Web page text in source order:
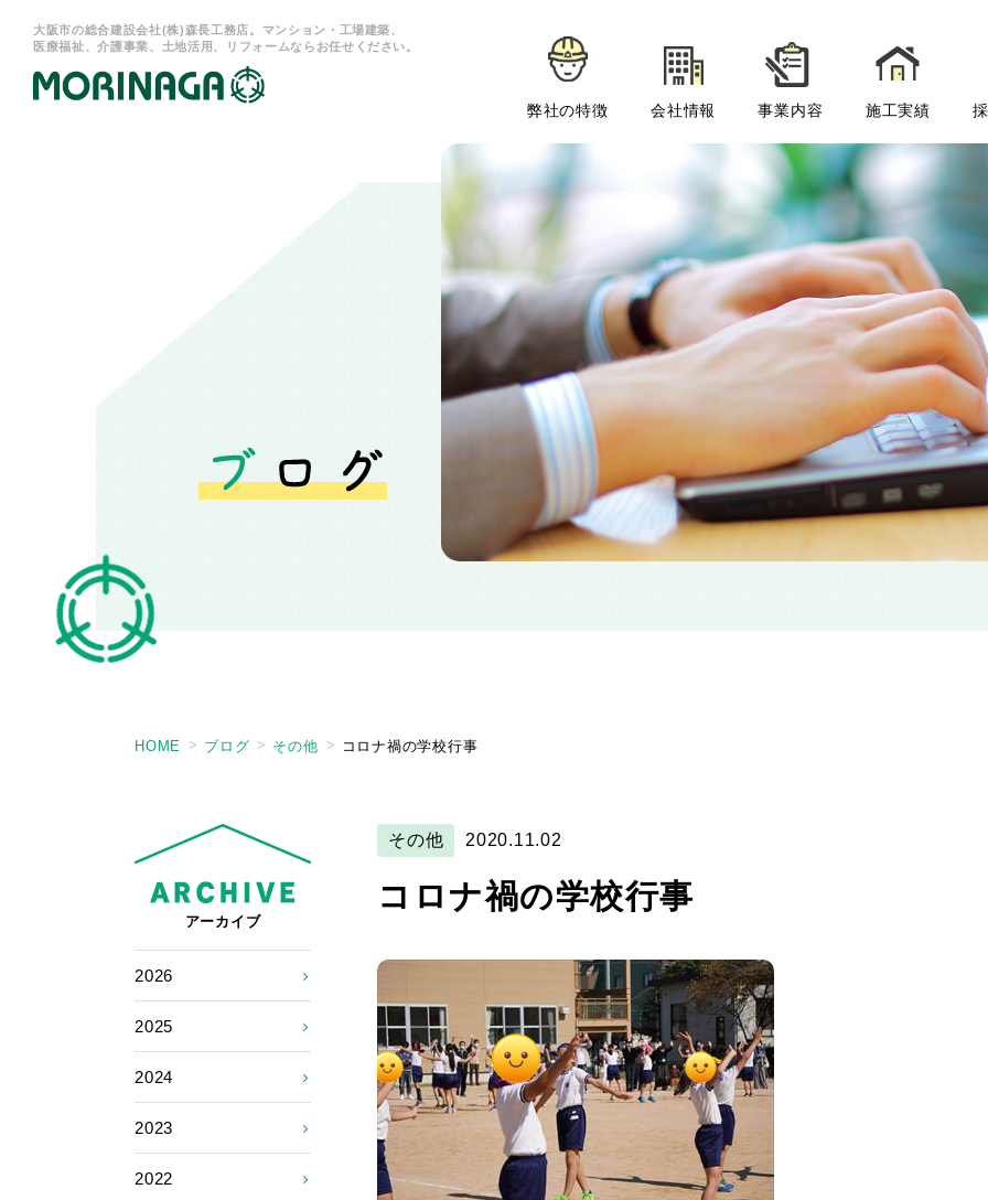
大阪市の総合建設会社(株)森長工務店。マンション・工場建築、
医療福祉、介護事業、土地活用、リフォームならお任せください。
弊社の特徴 会社情報 事業内容 施工実績
HOME ブログ その他 コロナ禍の学校行事
その他 2020.11.02
コロナ禍の学校行事
アーカイブ
2026
2025
2024
2023
2022